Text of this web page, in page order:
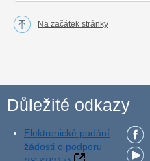
Na začátek stránky
Důležité odkazy
Elektronické podání
žádosti o podporu